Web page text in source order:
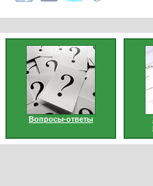
Вопросы-ответы